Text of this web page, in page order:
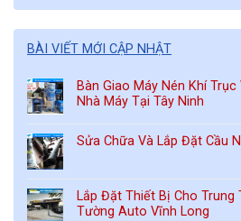
BÀI VIẾT MỚI CẬP NHẬT
Bàn Giao Máy Nén Khí
Nhà Máy Tại Tây Ninh
Sửa Chữa Và Lắp Đặt Cầu
Lắp Đặt Thiết Bị Cho Trung
Tường Auto Vĩnh Long